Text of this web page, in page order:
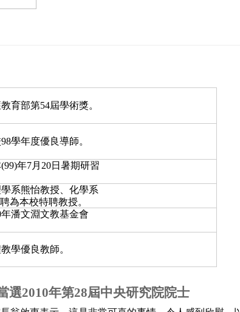
育部第54屆學術獎。
學年度優良導師。
年7月20日暑期研習
系熊怡教授、化學系
為本校特聘教授。
潘文淵文教基金會
學優良教師。
選2010年第28屆中央研究院院士